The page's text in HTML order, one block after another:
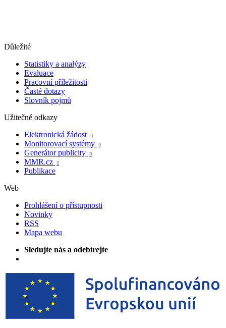
Důležité
Statistiky a analýzy
Evaluace
Pracovní příležitosti
Časté dotazy
Slovník pojmů
Užitečné odkazy
Elektronická žádost

Monitorovací systémy 
Generátor publicity 
MMR.cz 
Publikace
Web
Prohlášení o přístupnosti
Novinky
RSS
Mapa webu
Sledujte nás a odebírejte